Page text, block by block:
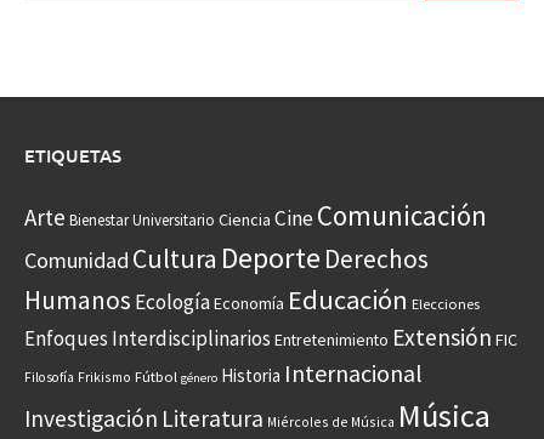
ETIQUETAS
Arte Bienestar Universitario Ciencia CineComunicación
Comunidad Cultura Deporte Derechos
Humanos EcologíaEconomía Educación Elecciones
Enfoques Interdisciplinarios Entretenimiento Extensión FIC
Filosofía Frikismo Fútbol género Historia Internacional
Investigación Literatura Miércoles de Música Música